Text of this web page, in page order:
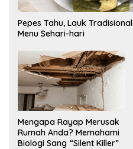
Pepes Tahu, Lauk
Menu Sehari-hari
Mengapa Rayap Merusak
Rumah Anda? Memahami
Biologi Sang “Silent Killer”